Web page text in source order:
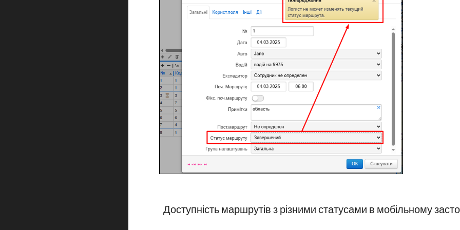
Доступність маршрутів з різними статусами в мобільному